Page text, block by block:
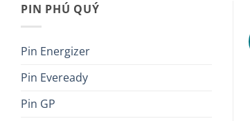
PIN PHÚ QUÝ
Pin Energizer
Pin Eveready
Pin GP